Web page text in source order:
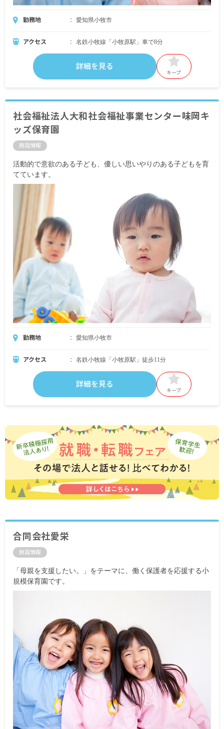
勤務地 愛知県小牧市
アクセス 名鉄小牧線「小牧原駅」車で8分
詳細を見る
キープ
社会福祉法人大和社会福祉事業センター味岡キ
ッズ保育園
施設情報
活動的で意欲のある子ども、優しい思いやりのある子どもを育
てています。
勤務地 愛知県小牧市
アクセス 名鉄小牧線「小牧原駅」徒歩11分
詳細を見る
キープ
合同会社愛栄
施設情報
「母親を支援したい。」をテーマに、働く保護者を応援する小
規模保育園です。